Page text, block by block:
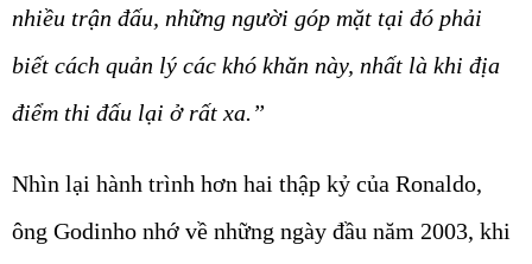
nhiều trận đấu, những người góp mặt tại đó phải
biết cách quản lý các khó khăn này, nhất là khi địa
điểm thi đấu lại ở rất xa.”
Nhìn lại hành trình hơn hai thập kỷ của Ronaldo,
ông Godinho nhớ về những ngày đầu năm 2003, khi